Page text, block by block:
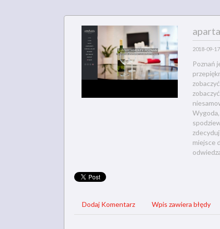
2018-09-17
Poznań
miejsce
Dodaj Komentarz Wpis zawiera błędy